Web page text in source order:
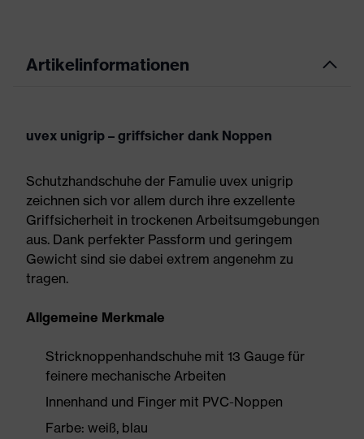
Artikelinformationen
uvex unigrip – griffsicher dank Noppen
Schutzhandschuhe der Famulie uvex unigrip
zeichnen sich vor allem durch ihre exzellente
Griffsicherheit in trockenen Arbeitsumgebungen
aus. Dank perfekter Passform und geringem
Gewicht sind sie dabei extrem angenehm zu
tragen.
Allgemeine Merkmale
Stricknoppenhandschuhe mit 13 Gauge für
feinere mechanische Arbeiten
Innenhand und Finger mit PVC-Noppen
Farbe: weiß, blau